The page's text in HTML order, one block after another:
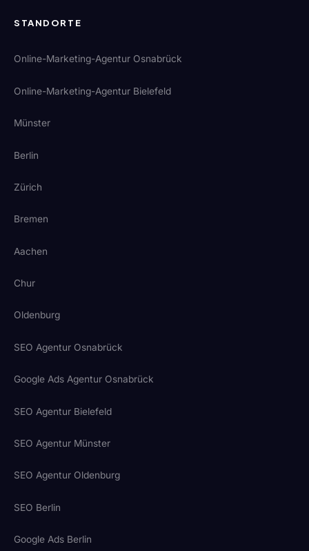
STANDORTE
Online-Marketing-Agentur Osnabrück
Online-Marketing-Agentur Bielefeld
Münster
Berlin
Zürich
Bremen
Aachen
Chur
Oldenburg
SEO Agentur Osnabrück
Google Ads Agentur Osnabrück
SEO Agentur Bielefeld
SEO Agentur Münster
SEO Agentur Oldenburg
SEO Berlin
Google Ads Berlin